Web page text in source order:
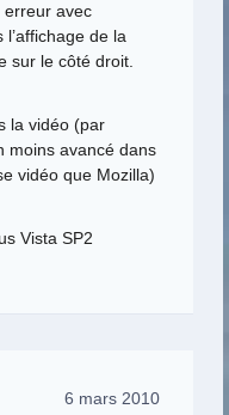
erreur avec
de la
sur le côté droit.
la vidéo (par
moins avancé dans
vidéo que Mozilla)
Vista SP2
6 mars 2010